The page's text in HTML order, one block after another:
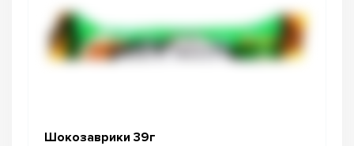
Шокозаврики 39г